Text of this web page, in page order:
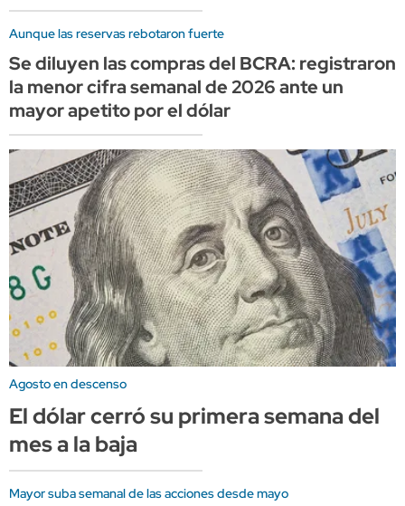
Aunque las reservas rebotaron fuerte
Se diluyen las compras del BCRA: registraron
la menor cifra semanal de 2026 ante un
mayor apetito por el dólar
Agosto en descenso
El dólar cerró su primera semana del
mes a la baja
Mayor suba semanal de las acciones desde mayo